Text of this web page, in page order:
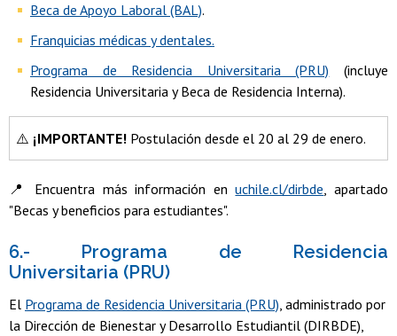
Beca de Apoyo Laboral (BAL).
Franquicias médicas y dentales.
Programa de Residencia Universitaria (PRU) (incluye
Residencia Universitaria y Beca de Residencia Interna).
⚠️ ¡IMPORTANTE! Postulación desde el 20 al 29 de enero.
📍 Encuentra más información enuchile.cl/dirbde, apartado
"Becas y beneficios para estudiantes".
6.- Programa de Residencia
Universitaria (PRU)
El Programa de Residencia Universitaria (PRU) , administrado por
la Dirección de Bienestar y Desarrollo Estudiantil (DIRBDE),